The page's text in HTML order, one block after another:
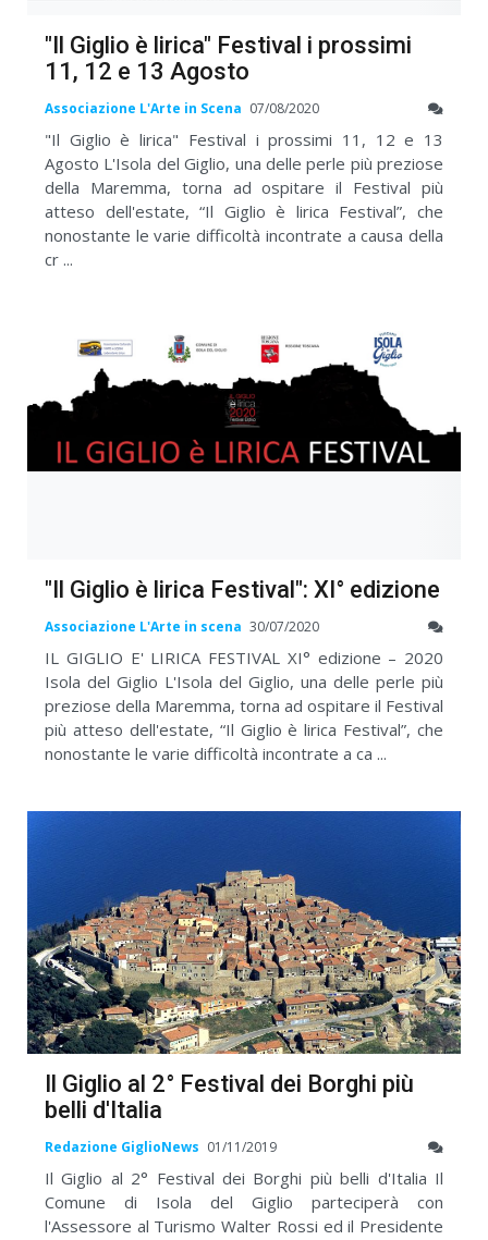
"Il Giglio è lirica" Festival i prossimi
11, 12 e 13 Agosto
Associazione L'Arte in Scena 07/08/2020
"Il Giglio è lirica" Festival i prossimi 11, 12 e 13
Agosto L'Isola del Giglio, una delle perle più preziose
della Maremma, torna ad ospitare il Festival più
atteso dell'estate, “Il Giglio è lirica Festival”, che
nonostante le varie difficoltà incontrate a causa della
cr ...
"Il Giglio è lirica Festival": XI° edizione
Associazione L'Arte in scena 30/07/2020
IL GIGLIO E' LIRICA FESTIVAL XI° edizione – 2020
Isola del Giglio L'Isola del Giglio, una delle perle più
preziose della Maremma, torna ad ospitare il Festival
più atteso dell'estate, “Il Giglio è lirica Festival”, che
nonostante le varie difficoltà incontrate a ca ...
Il Giglio al 2° Festival dei Borghi più
belli d'Italia
Redazione GiglioNews 01/11/2019
Il Giglio al 2° Festival dei Borghi più belli d'Italia Il
Comune di Isola del Giglio parteciperà con
l'Assessore al Turismo Walter Rossi ed il Presidente